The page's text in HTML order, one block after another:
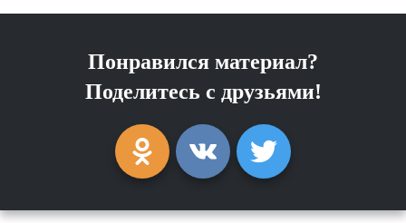
Понравился материал?
Поделитесь с друзьями!